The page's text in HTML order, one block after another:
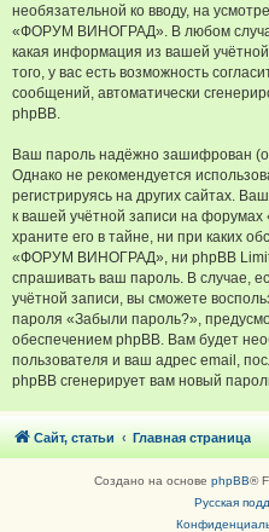
необязательной ко вводу, на
«ФОРУМ ВИНОГРАД». В любом
какая информация из вашей
того, у вас есть возможность
сообщений, автоматически
phpBB.
Ваш пароль надёжно зашифрован
Однако не рекомендуется
регистрируясь на других сайтах.
к вашей учётной записи на
храните его в тайне, ни при каких
«ФОРУМ ВИНОГРАД», ни phpBB
спрашивать ваш пароль. В случае,
учётной записи, вы сможете
пароля «Забыли пароль?»,
обеспечением phpBB. Вам будет
пользователя и ваш адрес email,
phpBB сгенерирует вам новый
Сайт, статьи Главная страница
Создано на основе phpBB®
Русская